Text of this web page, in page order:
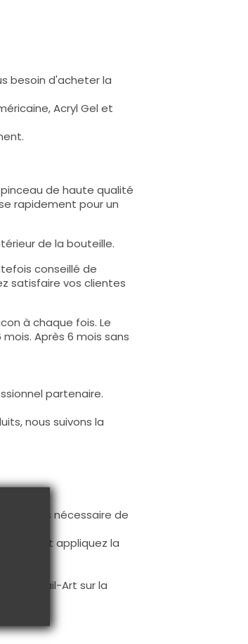
besoin d'acheter la
Acryl Gel et
de haute qualité
rapidement pour un
de la bouteille.
conseillé de
satisfaire vos clientes
à chaque fois. Le
Après 6 mois sans
partenaire.
nous suivons la
pas nécessaire de
et appliquez la
Nail-Art sur la